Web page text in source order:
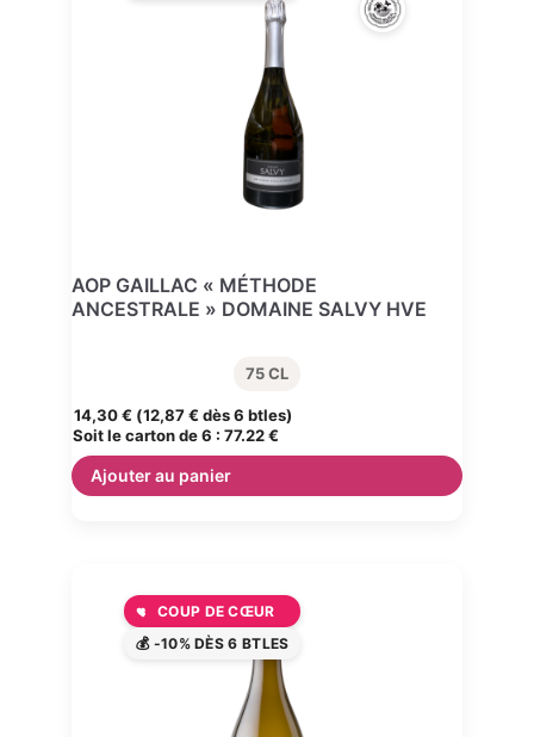
AOP GAILLAC « MÉTHODE
ANCESTRALE » DOMAINE SALVY HVE
75 CL
14,30€ (12,87€ dès 6 btles)
Soit le carton de 6 : 77.22 €
Ajouter au panier
COUP DE CŒUR
💰 -10% DÈS 6 BTLES